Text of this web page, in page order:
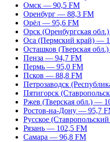
Омск — 90,5 FM
Оренбург — 88,3 FM
Орёл — 95,6 FM
Орск (Оренбургская
Оса (Пермский край) —
Осташков (Тверская
Пенза — 94,7 FM
Пермь — 95,0 FM
Псков — 88,8 FM
Петрозаводск
Пятигорск
Ржев (Тверская обл.) —
Ростов-на-Дону — 95,7
Русское
Рязань — 102,5 FM
Самара — 96,8 FM